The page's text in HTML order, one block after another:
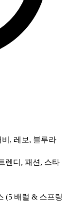
, 레보, 블루라
렌디, 패션, 스타
(5 배럴 & 스프링